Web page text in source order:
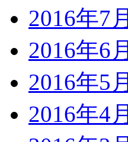
2016年7月
2016年6月
2016年5月
2016年4月